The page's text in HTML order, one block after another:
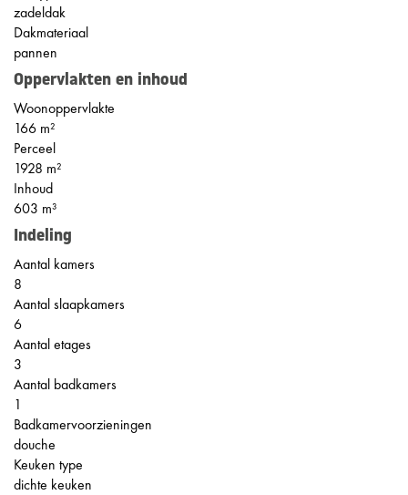
zadeldak
Dakmateriaal
pannen
Oppervlakten en inhoud
Woonoppervlakte
166 m²
Perceel
1928 m²
Inhoud
603 m³
Indeling
Aantal kamers
8
Aantal slaapkamers
6
Aantal etages
3
Aantal badkamers
1
Badkamervoorzieningen
douche
Keuken type
dichte keuken